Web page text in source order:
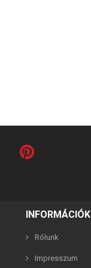
páros karkötő
INFORMÁCIÓK
Rólunk
Impresszum